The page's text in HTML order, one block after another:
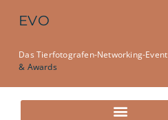
EVO
Das Tierfotografen-Networking-Event
& Awards